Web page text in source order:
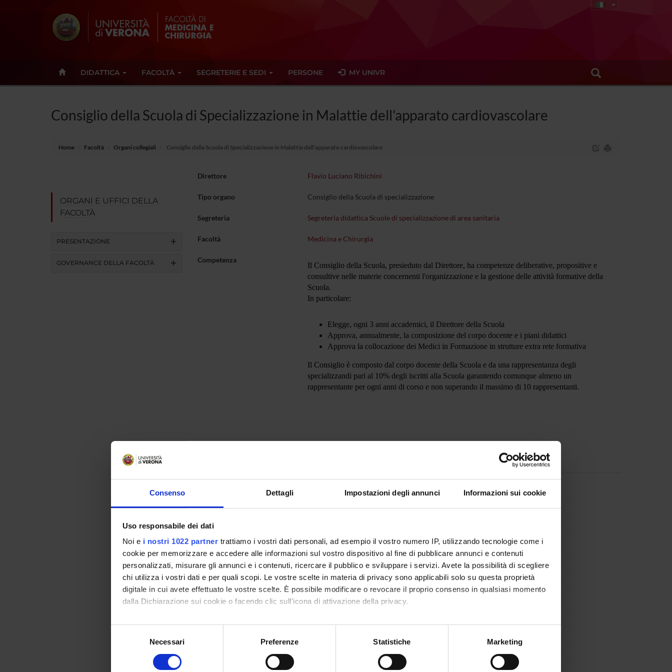
Consenso Dettagli Impostazioni degli annunci Informazioni sui cookie
Uso responsabile dei dati
Noi e i nostri 1022 partner trattiamo i vostri dati personali, ad esempio il vostro numero IP, utilizzando tecnologie come i
cookie per memorizzare e accedere alle informazioni sul vostro dispositivo al fine di pubblicare annunci e contenuti
personalizzati, misurare gli annunci e i contenuti, ricercare il pubblico e sviluppare i servizi. Avete la possibilità di scegliere
chi utilizza i vostri dati e per quali scopi. Le vostre scelte in materia di privacy sono applicabili solo su questa proprietà
digitale in cui avete effettuato le vostre scelte. È possibile modificare o revocare il proprio consenso in qualsiasi momento
dalla Dichiarazione sui cookie o facendo clic sull'icona di attivazione della privacy.
Con il tuo consenso, vorremmo anche:
raccogliere informazioni sulla tua posizione geografica, con un'approssimazione di qualche metro,
digitali).
Necessari Preferenze Statistiche Marketing
DIDATTICA FACOLTÀ SEGRETERIE E SEDI PERSONE MY UNIVR
Consiglio della Scuola di Specializzazione in Malattie dell'apparato cardiovascolare
Home Facoltà Organi collegiali Consiglio della Scuola di Specializzazione in Malattie dell'apparato cardiovascolare
ORGANI E UFFICI DELLA
FACOLTÀ
PRESENTAZIONE
GOVERNANCE DELLA FACOLTÀ
Direttore Flavio Luciano Ribichini
Tipo organo Consiglio della Scuola di specializzazione
Segreteria Segreteria didattica Scuole di specializzazione di area sanitaria
Facoltà Medicina e Chirurgia
Competenza
Il Consiglio della Scuola, presieduto dal Direttore, ha competenze deliberative, propositive e
consultive nelle materie concernenti l'organizzazione e la gestione delle attività formative della
Scuola.
In particolare:
Elegge, ogni 3 anni accademici, il Direttore della Scuola
Approva, annualmente, la composizione del corpo docente e i piani didattici
Approva la collocazione dei Medici in Formazione in strutture extra rete formativa
Il Consiglio è composto dal corpo docente della Scuola e da una rappresentanza degli
specializzandi pari al 10% degli iscritti alla Scuola garantendo comunque almeno un
rappresentante per ogni anni di corso e non superando il massimo di 10 rappresentanti.
Francesco Antonini-canterin
Francesco Ausania
Giorgia Beffagna Componente
Marco Benati Componente
Giovanni Benfari Direttore Vicario
Corinna Bergamini Componente
Anna Piccoli Componente
Enrico Polati Decano
Daniele Prati Componente